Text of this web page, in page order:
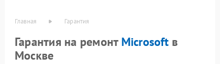
Главная Гарантия
Гарантия на ремонт Microsoftв
Москве